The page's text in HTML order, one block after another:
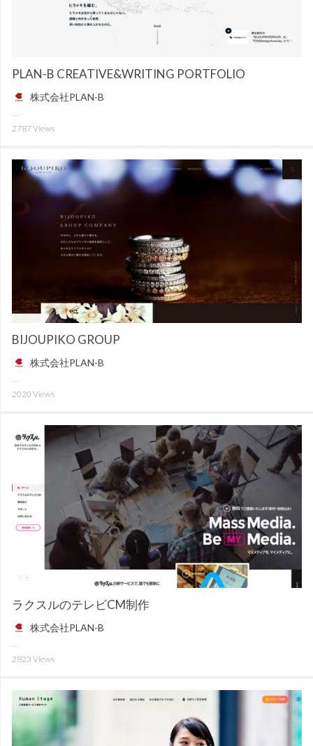
PLAN-B CREATIVE&WRITING PORTFOLIO
株式会社PLAN-B
2787Views
BIJOUPIKO GROUP
株式会社PLAN-B
2020 Views
ラクスルのテレビCM制作
株式会社PLAN-B
2823 Views